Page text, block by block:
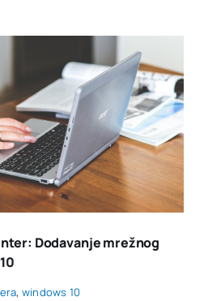
Dodavanje mrežnog
, windows 10